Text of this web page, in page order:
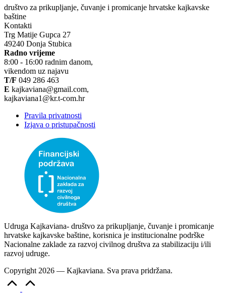
društvo za prikupljanje, čuvanje i promicanje hrvatske kajkavske
baštine
Kontakti
Trg Matije Gupca 27
49240 Donja Stubica
Radno vrijeme
8:00 - 16:00 radnim danom,
vikendom uz najavu
T/F 049 286 463
E kajkaviana@gmail.com,
kajkaviana1@kr.t-com.hr
Pravila privatnosti
Izjava o pristupačnosti
Udruga Kajkaviana- društvo za prikupljanje, čuvanje i promicanje
hrvatske kajkavske baštine, korisnica je institucionalne podrške
Nacionalne zaklade za razvoj civilnog društva za stabilizaciju i/ili
razvoj udruge.
Copyright 2026 — Kajkaviana. Sva prava pridržana.